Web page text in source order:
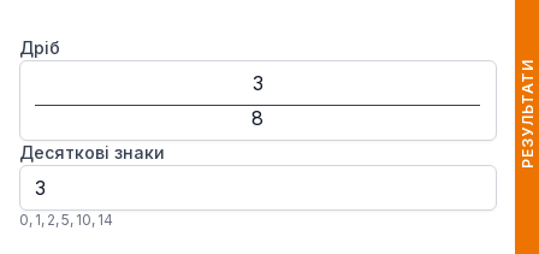
калькулятор Віджет
Дріб
Десяткові знаки
0, 1, 2,5, 10, 14
РЕЗУЛЬТАТИ